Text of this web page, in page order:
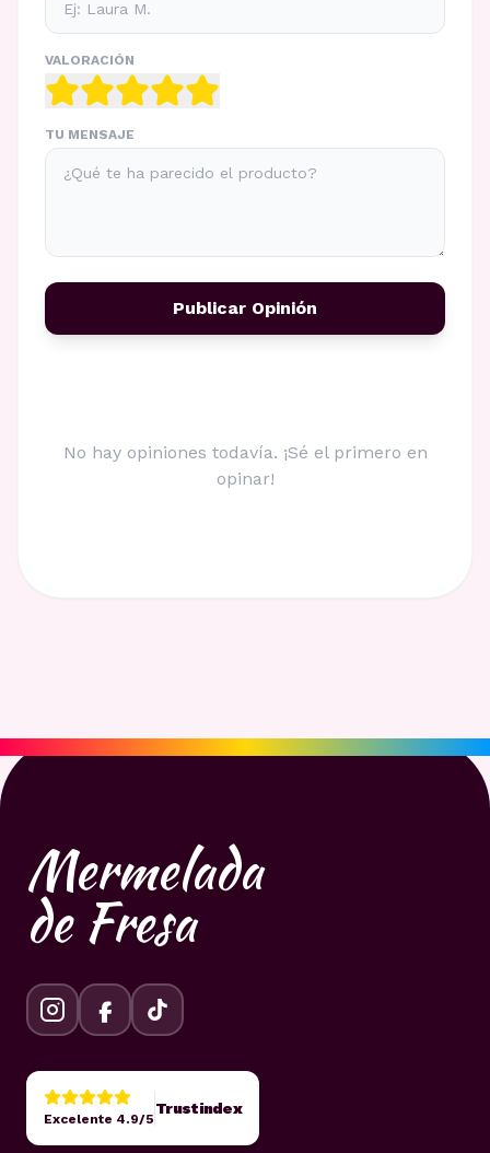
VALORACIÓN
TU MENSAJE
Publicar Opinión
No hay opiniones todavía. ¡Sé el primero en
opinar!
Mermelada
de Fresa
Excelente 4.9/5
Trustindex